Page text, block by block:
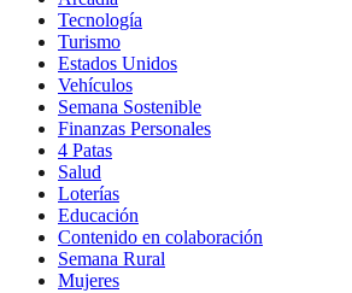
Tecnología
Turismo
Estados Unidos
Vehículos
Semana Sostenible
Finanzas Personales
4 Patas
Salud
Loterías
Educación
Contenido en colaboración
Semana Rural
Mujeres